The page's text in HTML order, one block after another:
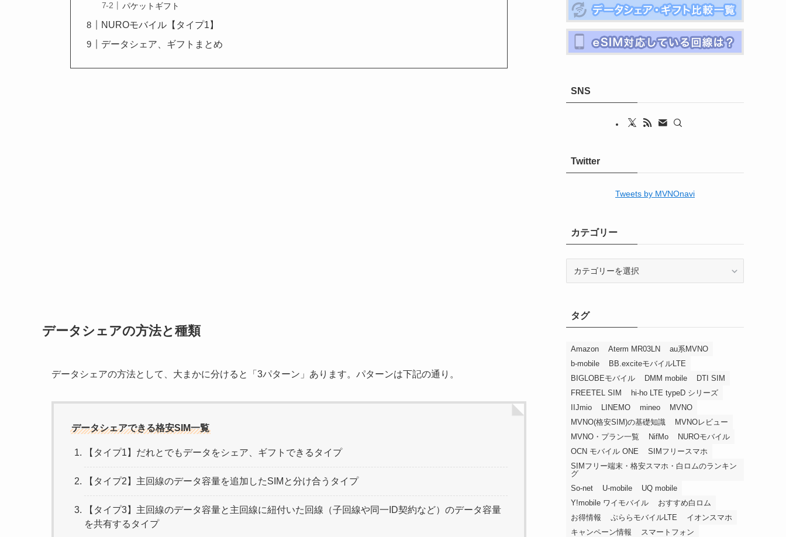
パケットギフト
NUROモバイル【タイプ1】
データシェア、ギフトまとめ
データシェアの方法と種類
データシェアの方法として、大まかに分けると「3パターン」あります。パターンは下記の通り。
データシェアできる格安SIM一覧
【タイプ1】だれとでもデータをシェア、ギフトできるタイプ
【タイプ2】主回線のデータ容量を追加したSIMと分け合うタイプ
【タイプ3】主回線のデータ容量と主回線に紐付いた回線（子回線や同一ID契約など）のデータ容量
を共有するタイプ
SNS
Twitter
Tweets by MVNOnavi
カテゴリー
ータグ
Amazon Aterm MR03LN
au系MVNO
b-mobile
BB.exciteモバイルLTE
BIGLOBEモバイル
DMM mobile
DTI SIM
FREETEL SIM
hi-ho LTE typeD シリーズ
IIJmio
LINEMO mineo
MVNO
MVNO(格安SIM)の基礎知識
MVNOレビュー
MVNO・プラン一覧
NifMo
NUROモバイル
OCN モバイル ONE
SIMフリースマホ
SIMフリー端末・格安スマホ・白ロムのランキン
グ
So-net
U-mobile
UQ mobile
Y!mobile ワイモバイル
おすすめ白ロム
お得情報
ぷららモバイルLTE
イオンスマホ
キャンペーン情報
スマートフォン